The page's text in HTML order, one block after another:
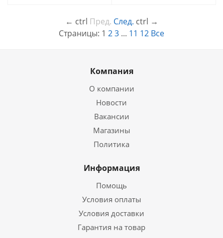
← ctrl Пред. След. ctrl →
Страницы: 1 23 ... 11 12 Все
Компания
О компании
Новости
Вакансии
Магазины
Политика
Информация
Помощь
Условия оплаты
Условия доставки
Гарантия на товар